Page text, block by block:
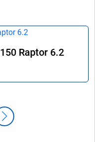
Raptor 6.2